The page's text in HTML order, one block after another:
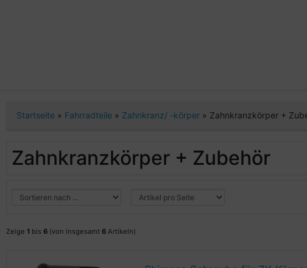
Startseite » Fahrradteile » Zahnkranz/ -körper » Zahnkranzkörper +
Zahnkranzkörper + Zubehör
Zeige 1 bis 6 (von insgesamt 6 Artikeln)